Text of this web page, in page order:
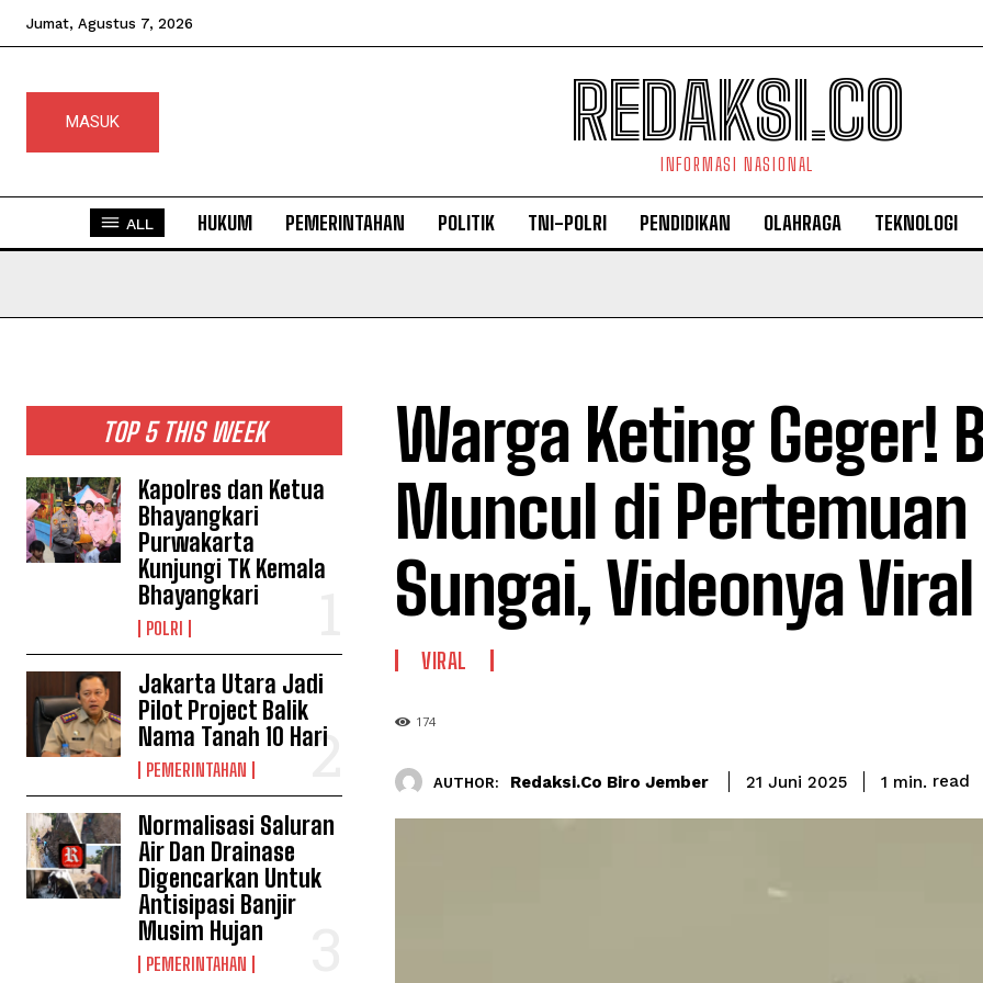
Jumat, Agustus 7, 2026
MASUK REDAKSI.CO
INFORMASI NASIONAL
ALL HUKUM PEMERINTAHAN POLITIK TNI-POLRI PENDIDIKAN OLAHRAGA TEKNOLOGI
TOP 5 THIS WEEK
Kapolres dan Ketua
Bhayangkari
Purwakarta
Kunjungi TK Kemala
Bhayangkari
POLRI
Jakarta Utara Jadi
Pilot Project Balik
Nama Tanah 10 Hari
PEMERINTAHAN
Normalisasi Saluran
Air Dan Drainase
Digencarkan Untuk
Antisipasi Banjir
Musim Hujan
PEMERINTAHAN
Warga Keting Geger!
Muncul di Pertemuan
Sungai, Videonya Viral
VIRAL
174
AUTHOR: Redaksi.co Biro Jember 21 Juni 2025 1 min. read